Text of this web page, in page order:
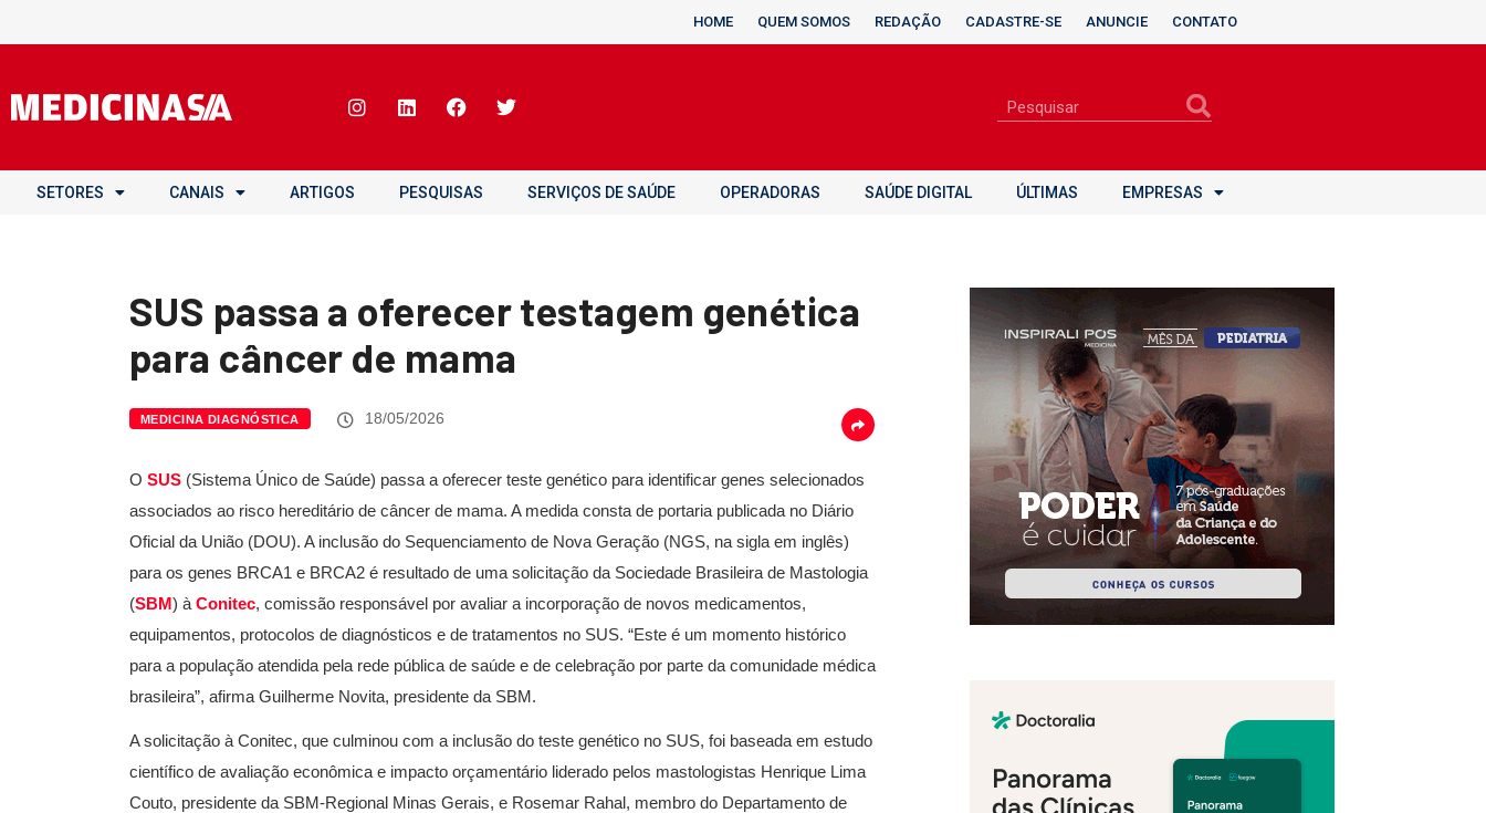
HOME QUEM SOMOS REDAÇÃO CADASTRE-SE ANUNCIE CONTATO
SETORES CANAIS ARTIGOS PESQUISAS SERVIÇOS DE SAÚDE OPERADORAS SAÚDE DIGITAL ÚLTIMAS EMPRESAS
SUS passa a oferecer testagem genética
para câncer de mama
MEDICINA DIAGNÓSTICA 18/05/2026
O SUS (Sistema Único de Saúde) passa a oferecer teste genético para identificar genes selecionados
associados ao risco hereditário de câncer de mama. A medida consta de portaria publicada no Diário
Oficial da União (DOU). A inclusão do Sequenciamento de Nova Geração (NGS, na sigla em inglês)
para os genes BRCA1 e BRCA2 é resultado de uma solicitação da Sociedade Brasileira de Mastologia
(SBM) à Conitec, comissão responsável por avaliar a incorporação de novos medicamentos,
equipamentos, protocolos de diagnósticos e de tratamentos no SUS. “Este é um momento histórico
para a população atendida pela rede pública de saúde e de celebração por parte da comunidade médica
brasileira”, afirma Guilherme Novita, presidente da SBM.
A solicitação à Conitec, que culminou com a inclusão do teste genético no SUS, foi baseada em estudo
científico de avaliação econômica e impacto orçamentário liderado pelos mastologistas Henrique Lima
Couto, presidente da SBM-Regional Minas Gerais, e Rosemar Rahal, membro do Departamento de